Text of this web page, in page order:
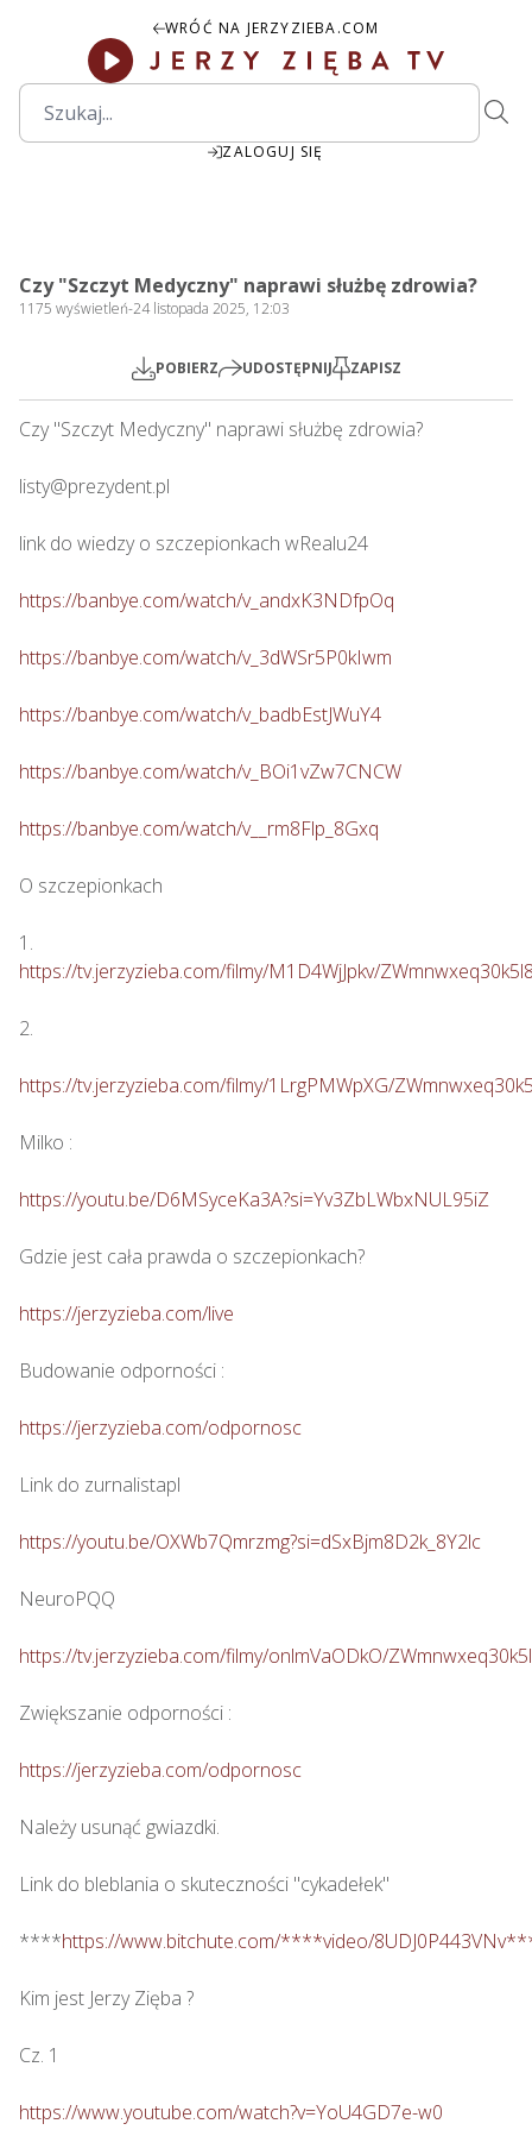
WRÓĆ NA JERZYZIEBA.COM
ZALOGUJ SIĘ
Play
Czy "Szczyt Medyczny" naprawi służbę zdrowia?
1175 wyświetleń-24 listopada 2025, 12:03
POBIERZ UDOSTĘPNIJ ZAPISZ
Czy "Szczyt Medyczny" naprawi służbę zdrowia?
listy@prezydent.pl
link do wiedzy o szczepionkach wRealu24
https://banbye.com/watch/v_andxK3NDfpOq
https://banbye.com/watch/v_3dWSr5P0kIwm
https://banbye.com/watch/v_badbEstJWuY4
https://banbye.com/watch/v_BOi1vZw7CNCW
https://banbye.com/watch/v__rm8Flp_8Gxq
O szczepionkach
https://tv.jerzyzieba.com/filmy/M1D4WjJpkv/
2.
https://tv.jerzyzieba.com/filmy/1LrgPMWpXG/
Milko :
https://youtu.be/D6MSyceKa3A?si=Yv3ZbLWbxNUL95iZ
Gdzie jest cała prawda o szczepionkach?
https://jerzyzieba.com/live
Budowanie odporności :
https://jerzyzieba.com/odpornosc
Link do zurnalistapl
https://youtu.be/OXWb7Qmrzmg?si=dSxBjm8D2k_8Y2lc
NeuroPQQ
https://tv.jerzyzieba.com/filmy/onlmVaODkO/
Zwiększanie odporności :
https://jerzyzieba.com/odpornosc
Należy usunąć gwiazdki.
Link do bleblania o skuteczności "cykadełek"
****https://www.bitchute.com/****video/
Kim jest Jerzy Zięba ?
Cz. 1
https://www.youtube.com/watch?v=YoU4GD7e-w0